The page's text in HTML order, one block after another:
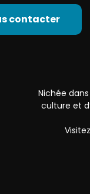
contacter
Nichée
culture et